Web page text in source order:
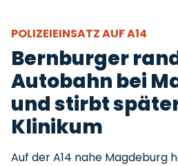
POLIZEIEINSATZ AUF A14
Bernburger
Autobahn bei
und stirbt
Klinikum
Auf der A14 nahe Magdeburg